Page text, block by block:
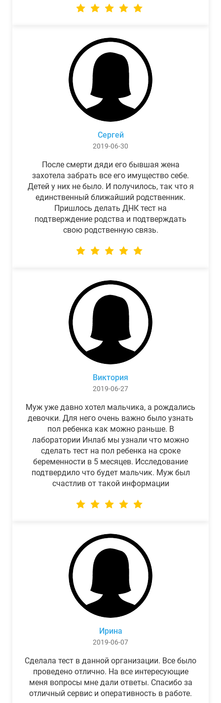
Сергей
2019-06-30
После смерти дяди его бывшая жена
захотела забрать все его имущество себе.
Детей у них не было. И получилось, так что я
единственный ближайший родственник.
Пришлось делать ДНК тест на
подтверждение родства и подтверждать
свою родственную связь.
Виктория
2019-06-27
Муж уже давно хотел мальчика, а рождались
девочки. Для него очень важно было узнать
пол ребенка как можно раньше. В
лаборатории Инлаб мы узнали что можно
сделать тест на пол ребенка на сроке
беременности в 5 месяцев. Исследование
подтвердило что будет мальчик. Муж был
счастлив от такой информации
Ирина
2019-06-07
Сделала тест в данной организации. Все было
проведено отлично. На все интересующие
меня вопросы мне дали ответы. Спасибо за
отличный сервис и оперативность в работе.